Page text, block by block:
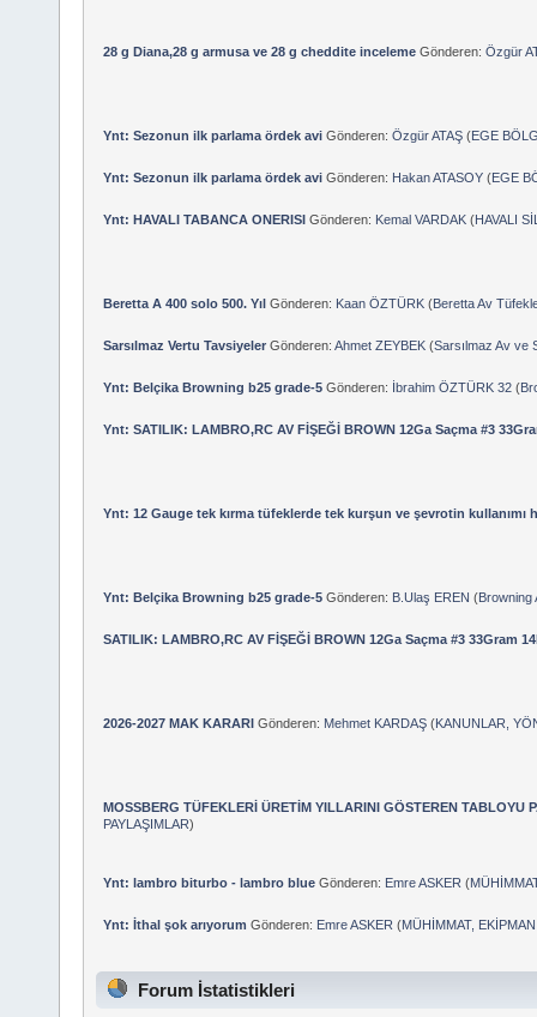
28 g Diana,28 g armusa ve 28 g cheddite inceleme Gönderen: Özgür
Ynt: Sezonun ilk parlama ördek aviGönderen: Özgür ATAŞ(EGE
Ynt: Sezonun ilk parlama ördek aviGönderen: Hakan ATASOY(EGE
Ynt: HAVALI TABANCA ONERISIGönderen: Kemal VARDAK(HAVALI
Beretta A 400 solo 500. YılGönderen: Kaan ÖZTÜRK(Beretta Av
Sarsılmaz Vertu TavsiyelerGönderen: Ahmet ZEYBEK(Sarsılmaz Av ve
Ynt: Belçika Browning b25 grade-5 Gönderen: İbrahim ÖZTÜRK 32(
Ynt: SATILIK: LAMBRO,RC AV FİŞEĞİ BROWN 12Ga Saçma #3
Ynt: 12 Gauge tek kırma tüfeklerde tek kurşun ve şevrotin kullanımı
Ynt: Belçika Browning b25 grade-5 Gönderen: B.Ulaş EREN (Browning
SATILIK: LAMBRO,RC AV FİŞEĞİ BROWN 12Ga Saçma #3 33Gram
2026-2027 MAK KARARIGönderen: Mehmet KARDAŞ(KANUNLAR,
MOSSBERG TÜFEKLERİ ÜRETİM YILLARINI GÖSTEREN TABLOYU
PAYLAŞIMLAR)
Ynt: lambro biturbo - lambro blueGönderen: Emre ASKER (
Ynt: İthal şok arıyorum Gönderen: Emre ASKER (MÜHİMMAT,
Forum İstatistikleri